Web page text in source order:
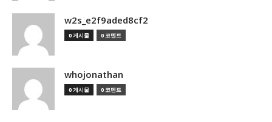
w2s_e2f9aded8cf2
0 게시물 0 코멘트
whojonathan
0 게시물 0 코멘트